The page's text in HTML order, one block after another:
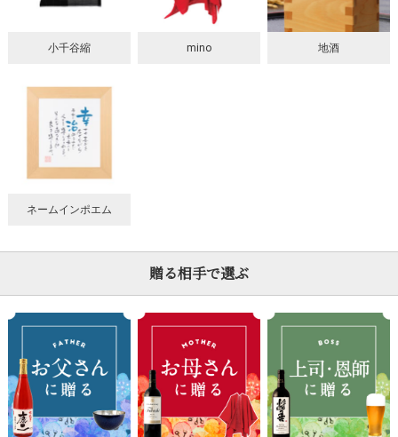
小千谷縮 mino 地酒
ネームインポエム
贈る相手で選ぶ